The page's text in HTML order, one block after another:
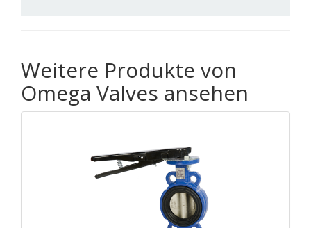
Weitere Produkte von
Omega Valves ansehen